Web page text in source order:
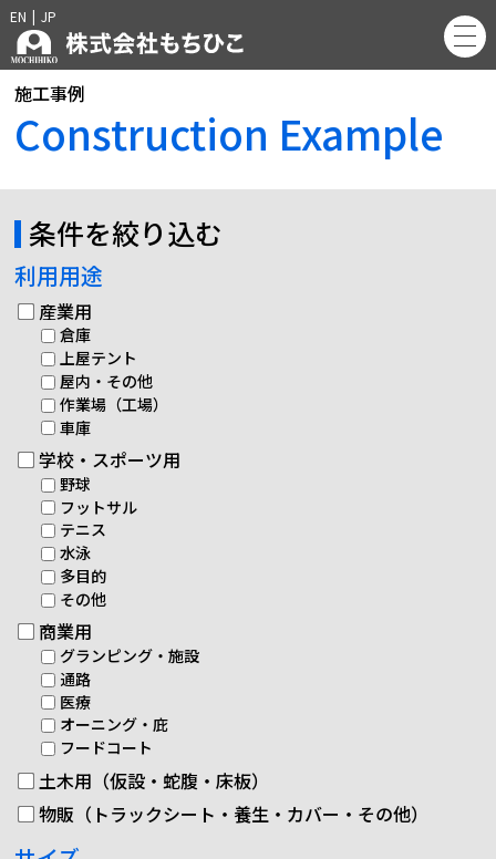
EN | JP
施工事例
Construction Example
条件を絞り込む
利用用途
産業用
倉庫
上屋テント
屋内・その他
作業場（工場）
車庫
学校・スポーツ用
野球
フットサル
テニス
水泳
多目的
その他
商業用
グランピング・施設
通路
医療
オーニング・庇
フードコート
土木用（仮設・蛇腹・床板）
物販（トラックシート・養生・カバー・その他）